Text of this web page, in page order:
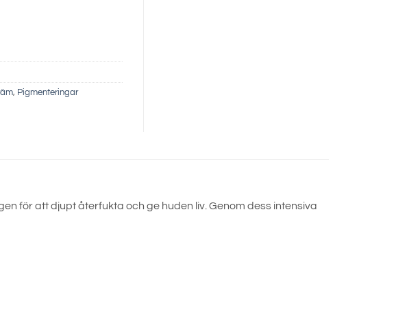
, Pigmenteringar
för att djupt återfukta och ge huden liv. Genom dess intensiva